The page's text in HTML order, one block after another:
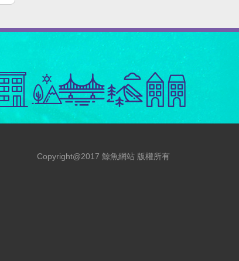
Copyright@2017 鯨魚網站 版權所有